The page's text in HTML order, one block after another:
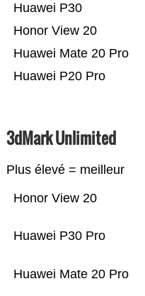
Huawei P20 Pro
Huawei Mate 20 Pro
Honor View 20
Huawei P30
3dMark Unlimited
Plus élevé = meilleur
Huawei Mate 20 Pro
Huawei P30 Pro
Honor View 20